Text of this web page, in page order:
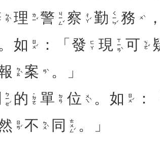
ㄅㄢˋ 理 ㄌㄧˇ 警 ㄐㄧㄥˇ 察 ㄔㄚˊ 勤 ㄑㄧㄣˊ 務 ㄨˋ ，
。 如 ㄖㄨˊ ：「 發 ㄈㄚ 現 ㄒㄧㄢˋ 可 ㄎㄜˇ
ㄅㄠˋ 案 ㄢˋ
。」
ㄅㄧㄝˊ 的 ˙ㄉㄜ 單 ㄉㄢ 位 ㄨㄟˋ 。如 ㄖㄨˊ ：
ㄖㄢˊ 不 ㄅㄨˋ 同 ㄊㄨㄥˊ 。」